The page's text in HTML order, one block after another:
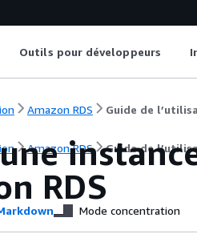
Outils pour développeurs
Amazon RDS Guide de
Amazon RDS Guide de
RDS
Mode concentration